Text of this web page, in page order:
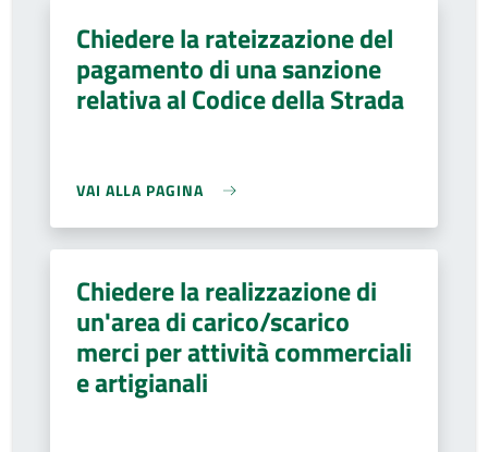
Chiedere la rateizzazione del
pagamento di una sanzione
relativa al Codice della Strada
VAI ALLA PAGINA
Chiedere la realizzazione di
un'area di carico/scarico
merci per attività commerciali
e artigianali